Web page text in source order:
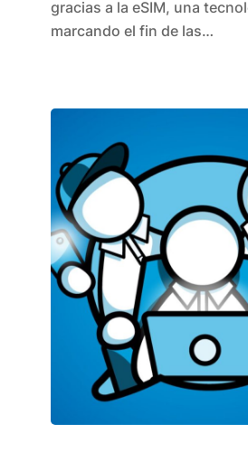
gracias a la eSIM, una
marcando el fin de las…